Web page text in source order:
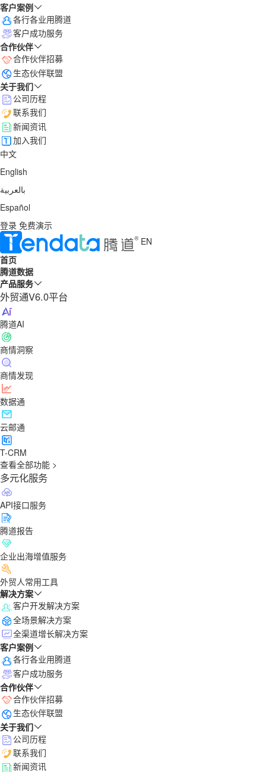
客户案例
各行各业用腾道
客户成功服务
合作伙伴
合作伙伴招募
生态伙伴联盟
关于我们
公司历程
联系我们
新闻资讯
加入我们
中文
English
بالعربية
Español
登录 免费演示
EN
首页
腾道数据
产品服务
外贸通V6.0平台
腾道AI
商情洞察
商情发现
数据通
云邮通
T-CRM
查看全部功能 >
多元化服务
API接口服务
腾道报告
企业出海增值服务
外贸人常用工具
解决方案
客户开发解决方案
全场景解决方案
全渠道增长解决方案
客户案例
各行各业用腾道
客户成功服务
合作伙伴
合作伙伴招募
生态伙伴联盟
关于我们
公司历程
联系我们
新闻资讯